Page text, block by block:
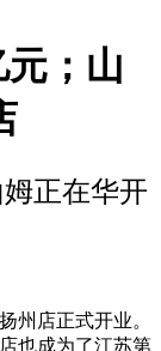
元；山
正在华开
店正式开业。
也成为了江苏第